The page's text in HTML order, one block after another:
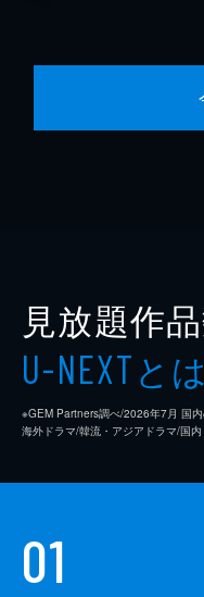
見放題作
U-NEXTとは
※GEM Partners調べ/2026年7⽉ 国
海外ドラマ/韓流・アジアドラマ/国
01